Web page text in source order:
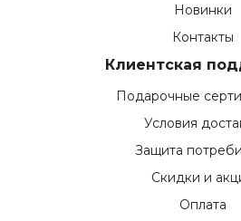
Новинки
Контакты
Клиентская
Подарочные
Условия
Защита
Скидки и
Оплата